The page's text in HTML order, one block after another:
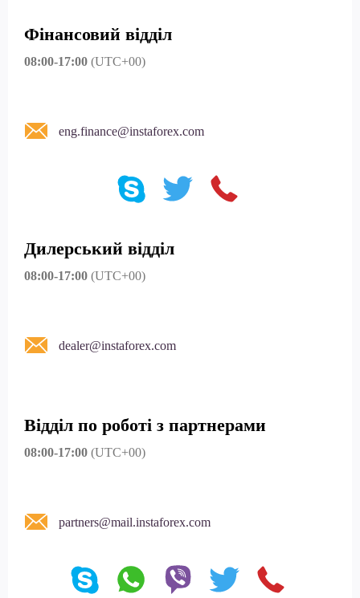
Фінансовий відділ
08:00-17:00 (UTC+00)
eng.finance@instaforex.com
Дилерський відділ
08:00-17:00 (UTC+00)
dealer@instaforex.com
Відділ по роботі з партнерами
08:00-17:00 (UTC+00)
partners@mail.instaforex.com